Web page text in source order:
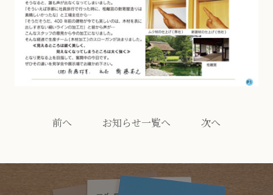
前へ お知らせ一覧へ 次へ